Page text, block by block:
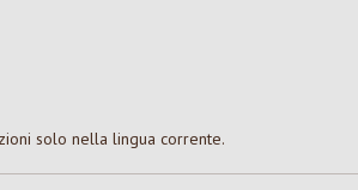
solo nella lingua corrente.